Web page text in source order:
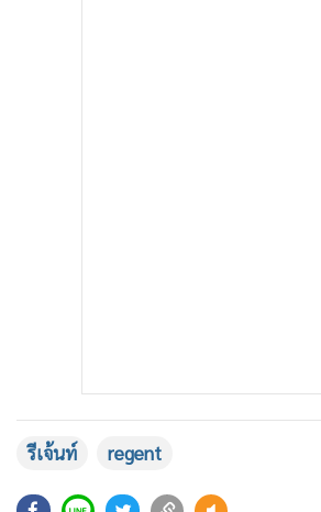
รีเจ้นท์ regent